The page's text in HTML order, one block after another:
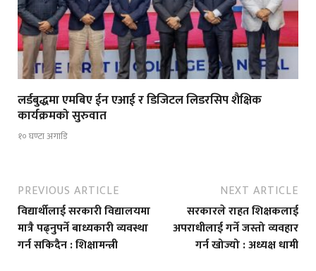
लर्डबुद्धमा एमबिए ईन एआई र डिजिटल लिडरसिप शैक्षिक
कार्यक्रमको सुरुवात
१० घण्टा अगाडि
PREVIOUS ARTICLE
विद्यार्थीलाई सरकारी विद्यालयमा
मात्रै पढ्नुपर्ने बाध्यकारी व्यवस्था
गर्न सकिदैन : शिक्षामन्त्री
NEXT ARTICLE
सरकारले राहत शिक्षकलाई
अपराधीलाई गर्ने जस्तो व्यवहार
गर्न खोज्यो : अध्यक्ष धामी